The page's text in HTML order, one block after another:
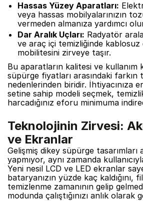
Hassas Yüzey Aparatları:
veya hassas mobilyalarınızın
vermeden almanıza yardımcı
Dar Aralık Uçları: Radyatör
ve araç içi temizliğinde
mobilitesini zirveye taşır.
Bu aparatların kalitesi ve kullanım
süpürge fiyatları arasındaki farkın
nedenlerinden biridir. İhtiyacınıza
setine sahip modeli seçmek,
harcadığınız eforu minimuma
Teknolojinin Zirvesi:
ve Ekranlar
Gelişmiş dikey süpürge tasarımları
yapmıyor, aynı zamanda
Yeni nesil LCD ve LED ekranlar
bataryanızın yüzde kaç kaldığını,
temizlenme zamanının gelip
modunda çalıştığınızı anlık olarak